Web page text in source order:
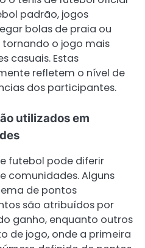
padrão, jogos
bolas de praia ou
o jogo mais
casuais. Estas
refletem o nível de
dos participantes.
utilizados em
futebol pode diferir
comunidades. Alguns
de pontos
são atribuídos por
ganho, enquanto outros
de jogo, onde a primeira